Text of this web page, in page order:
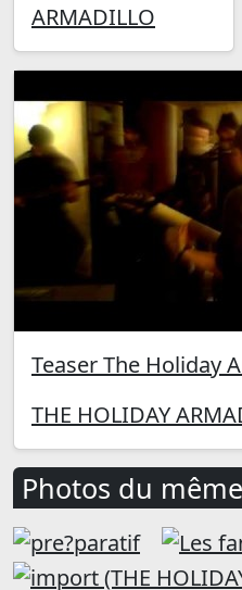
ARMADILLO
Teaser The Holiday
THE HOLIDAY
Photos du